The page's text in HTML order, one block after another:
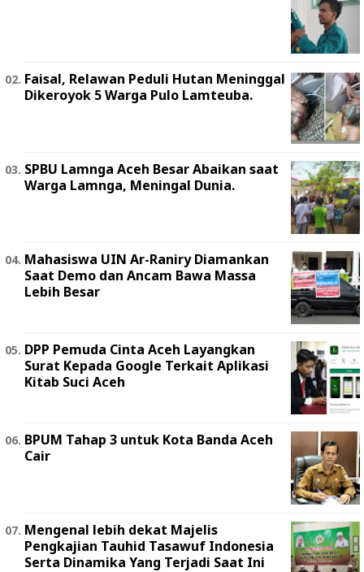
Faisal, Relawan Peduli Hutan Meninggal
Dikeroyok 5 Warga Pulo Lamteuba.
SPBU Lamnga Aceh Besar Abaikan saat
Warga Lamnga, Meningal Dunia.
Mahasiswa UIN Ar-Raniry Diamankan
Saat Demo dan Ancam Bawa Massa
Lebih Besar
DPP Pemuda Cinta Aceh Layangkan
Surat Kepada Google Terkait Aplikasi
Kitab Suci Aceh
BPUM Tahap 3 untuk Kota Banda Aceh
Cair
Mengenal lebih dekat Majelis
Pengkajian Tauhid Tasawuf Indonesia
Serta Dinamika Yang Terjadi Saat Ini